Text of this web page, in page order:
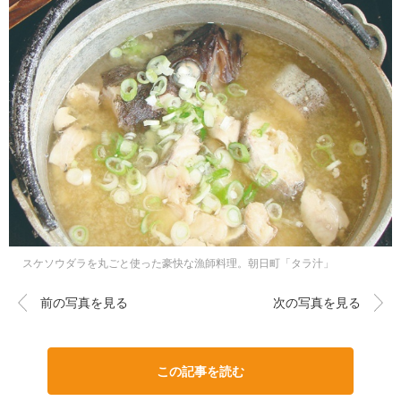
スケソウダラを丸ごと使った豪快な漁師料理。朝日町「タラ汁」
前の写真を見る 次の写真を見る
この記事を読む